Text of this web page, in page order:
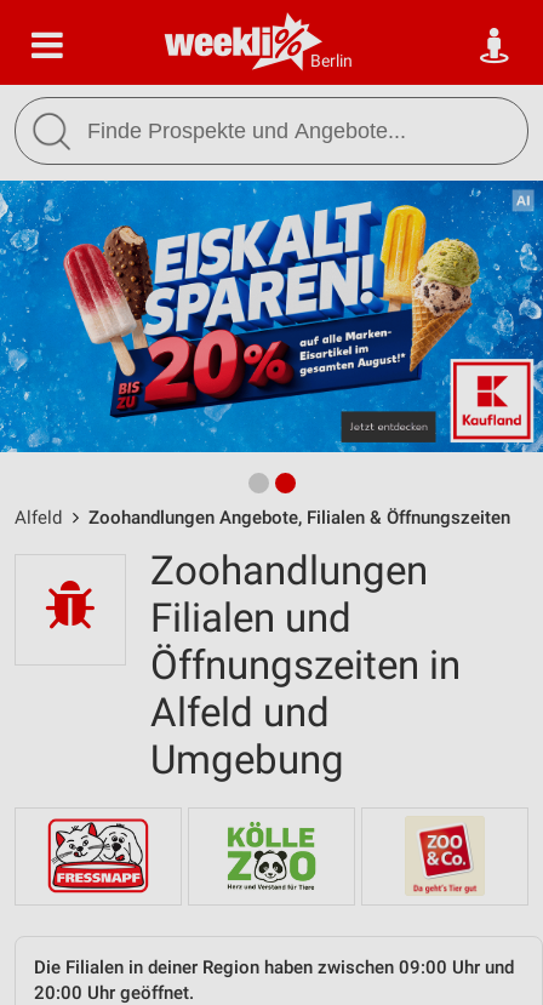
Berlin
Alfeld Zoohandlungen Angebote, Filialen & Öffnungszeiten
Zoohandlungen
Filialen und
Öffnungszeiten in
Alfeld und
Umgebung
Die Filialen in deiner Region haben zwischen 09:00 Uhr und
20:00 Uhr geöffnet.